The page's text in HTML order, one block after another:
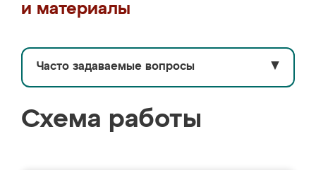
и материалы
Часто задаваемые вопросы ▼
Схема работы